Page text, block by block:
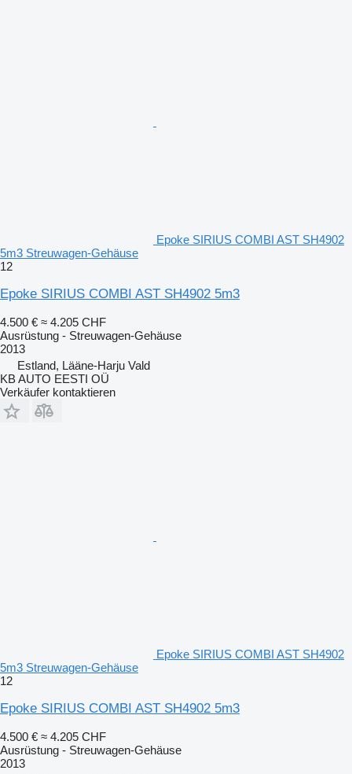
Epoke SIRIUS COMBI AST SH4902
5m3 Streuwagen-Gehäuse
12
Epoke SIRIUS COMBI AST SH4902 5m3
4.500 € ≈ 4.205 CHF
Ausrüstung - Streuwagen-Gehäuse
2013
Estland, Lääne-Harju Vald
KB AUTO EESTI OÜ
Verkäufer kontaktieren
Epoke SIRIUS COMBI AST SH4902
5m3 Streuwagen-Gehäuse
12
Epoke SIRIUS COMBI AST SH4902 5m3
4.500 € ≈ 4.205 CHF
Ausrüstung - Streuwagen-Gehäuse
2013